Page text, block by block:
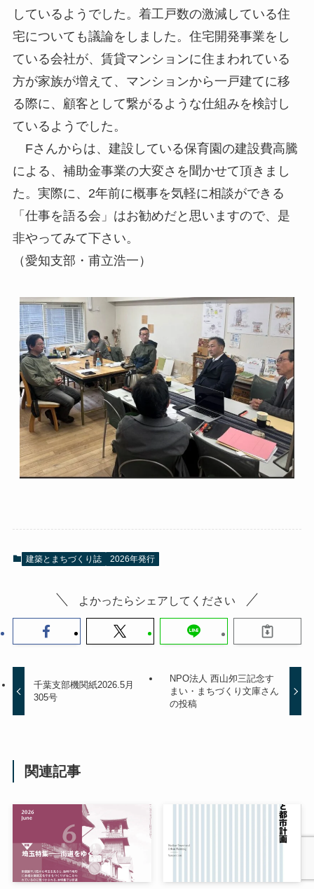
しているようでした。着工戸数の激減している住
宅についても議論をしました。住宅開発事業をし
ている会社が、賃貸マンションに住まわれている
方が家族が増えて、マンションから一戸建てに移
る際に、顧客として繋がるような仕組みを検討し
ているようでした。
Fさんからは、建設している保育園の建設費高騰
による、補助金事業の大変さを聞かせて頂きまし
た。実際に、2年前に概事を気軽に相談ができる
「仕事を語る会」はお勧めだと思いますので、是
非やってみて下さい。
（愛知支部・甫立浩一）
建築とまちづくり誌 2026年発行
よかったらシェアしてください
千葉支部機関紙2026.5月
305号
NPO法人 西山夘三記念す
まい・まちづくり文庫さん
の投稿
関連記事